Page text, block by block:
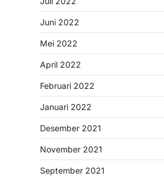
Juni 2022
Mei 2022
April 2022
Februari 2022
Januari 2022
Desember 2021
November 2021
September 2021